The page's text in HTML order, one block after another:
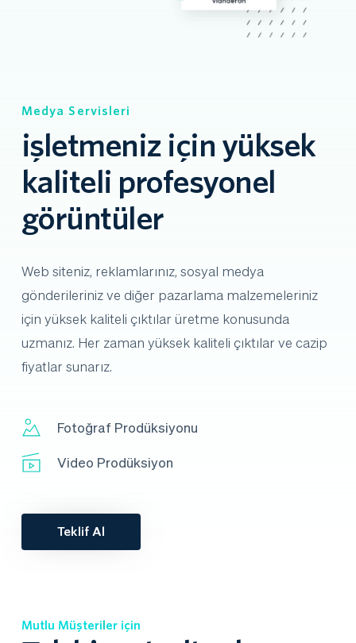
Medya Servisleri
işletmeniz için yüksek
kaliteli profesyonel
görüntüler
Web siteniz, reklamlarınız, sosyal medya
gönderileriniz ve diğer pazarlama malzemeleriniz
için yüksek kaliteli çıktılar üretme konusunda
uzmanız. Her zaman yüksek kaliteli çıktılar ve cazip
fiyatlar sunarız.
Fotoğraf Prodüksiyonu
Video Prodüksiyon
Teklif Al
Mutlu Müşteri er için